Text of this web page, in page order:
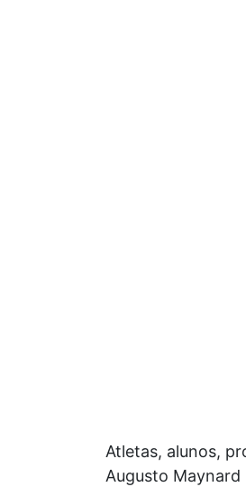
Atletas, alunos,
Augusto Maynard